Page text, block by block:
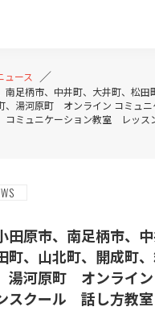
ュース ／
足柄市、中井町、大井町、松田
、湯河原町 オンライン コミュニ
ミュニケーション教室 レッス
原市、南足柄市、中
町、山北町、開成町
湯河原町 オンライン
スクール 話し方教